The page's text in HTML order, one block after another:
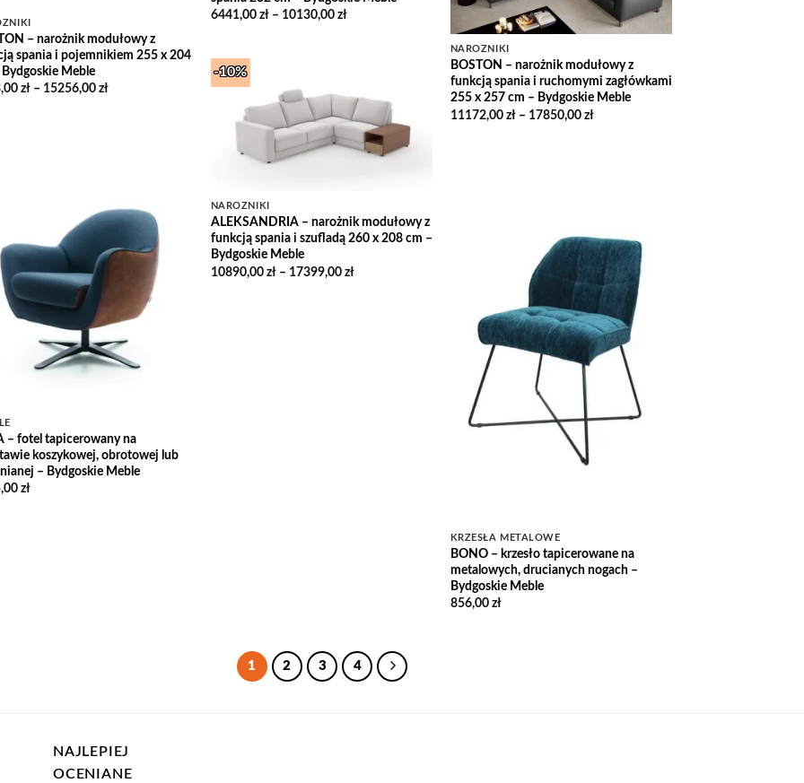
6441,00 zł – 10130,00 złZakres
– narożnik modułowy z
spania i pojemnikiem 255 x 204
Meble
zł – 15256,00 złZakres
NAROŻNIKI
BOSTON – narożnik modułowy z
funkcją spania i ruchomymi zagłówkami
255 x 257 cm – Bydgoskie Meble
11172,00 zł – 17850,00 złZakres
-10%
Add to
Wishlist
NAROŻNIKI
ALEKSANDRIA – narożnik modułowy z
funkcją spania i szufladą 260 x 208 cm –
Bydgoskie Meble
10890,00 zł – 17399,00 złZakres
– fotel tapicerowany na
koszykowej, obrotowej lub
– Bydgoskie Meble
zł
KRZESŁA METALOWE
BONO – krzesło tapicerowane na
metalowych, drucianych nogach –
Bydgoskie Meble
856,00 zł
1 2 3 4
NAJLEPIEJ
OCENIANE